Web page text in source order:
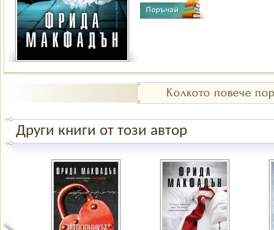
Други книги от този автор